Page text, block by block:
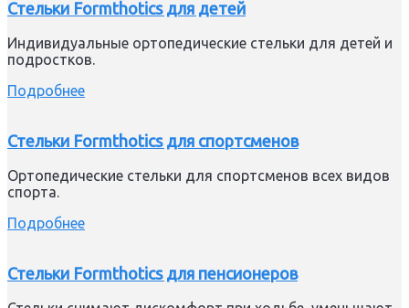
Стельки Formthotics для детей
Индивидуальные ортопедические стельки для детей и
подростков.
Подробнее
Стельки Formthotics для спортсменов
Ортопедические стельки для спортсменов всех видов
спорта.
Подробнее
Стельки Formthotics для пенсионеров